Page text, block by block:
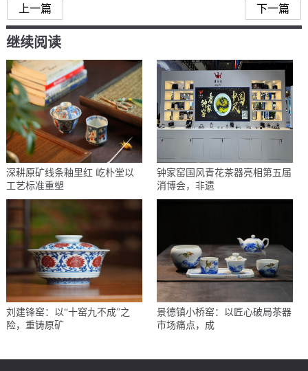
上一篇 下一篇
继续阅读
深耕原矿线条釉里红 屹朴堂以
工艺标准重塑
钟家窑国风青花茶器亮相第五届
消博会，非遗
刘建锋窑：以“十窑九不成”之
险，重铸原矿
景德镇小桥窑：以匠心破局茶器
市场痛点，成